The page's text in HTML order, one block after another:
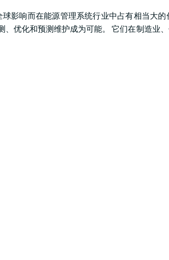
影响而在能源管理系统行业中占有相当大
优化和预测维护成为可能。 它们在制造业